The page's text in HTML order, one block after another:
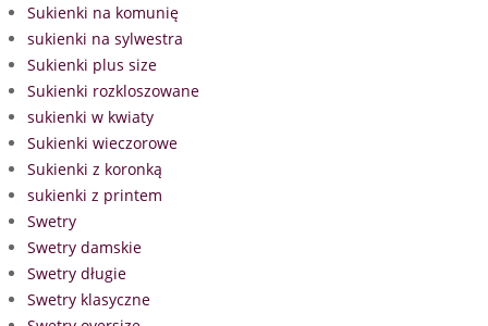
Sukienki na komunię
sukienki na sylwestra
Sukienki plus size
Sukienki rozkloszowane
sukienki w kwiaty
Sukienki wieczorowe
Sukienki z koronką
sukienki z printem
Swetry
Swetry damskie
Swetry długie
Swetry klasyczne